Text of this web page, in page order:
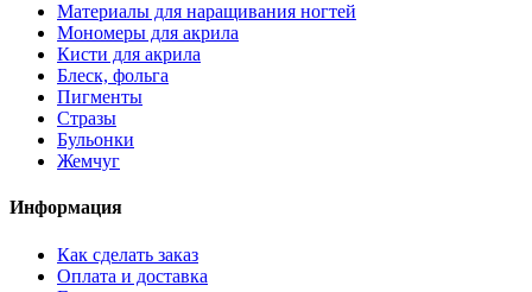
Материалы для наращивания ногтей
Мономеры для акрила
Кисти для акрила
Блеск, фольга
Пигменты
Стразы
Бульонки
Жемчуг
Информация
Как сделать заказ
Оплата и доставка